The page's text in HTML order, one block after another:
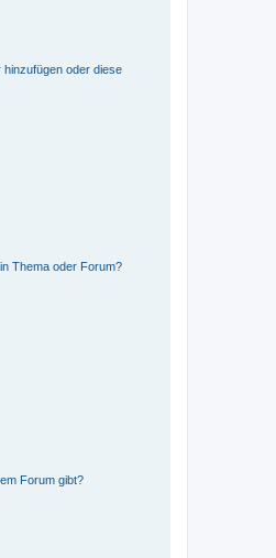
oder diese
Thema oder Forum?
Forum gibt?